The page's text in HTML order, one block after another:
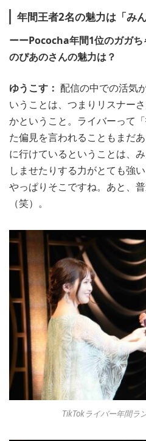
年間王者2名の魅力は「み
ーーPococha年間1位のガガ
のぴあのさんの魅力は？
ゆうこす： 配信の中での活気
いうことは、つまりリスナー
かということ。ライバーって
た偏見を言われることもまだ
に行けているということは、
しませたりする力がとても強
やっぱりそこですね。あと、
（笑）。
TikTokライバー年間ラ